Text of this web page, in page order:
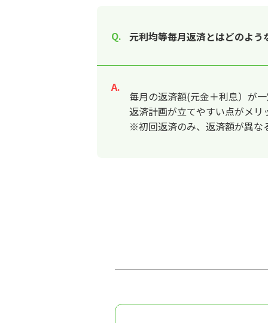
元利均等毎月返済とはどのよう
毎月の返済額(元金＋利息）が
返済計画が立てやすい点がメリ
※初回返済のみ、返済額が異な